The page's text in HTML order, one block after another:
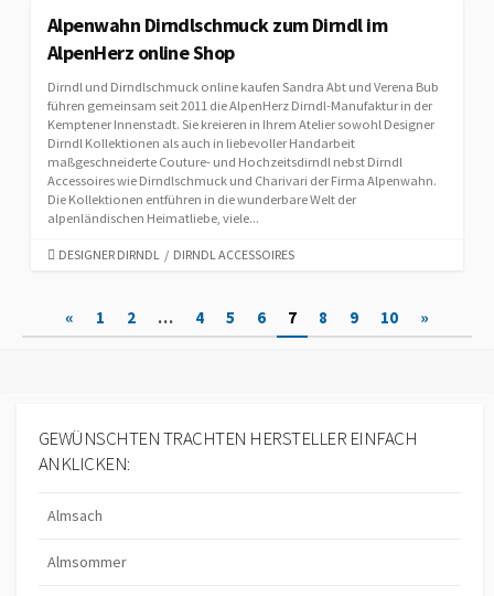
E
O
R
I
E
S
Alpenwahn Dirndlschmuck zum Dirndl im
AlpenHerz online Shop
Dirndl und Dirndlschmuck online kaufen Sandra Abt und Verena Bub
führen gemeinsam seit 2011 die AlpenHerz Dirndl-Manufaktur in der
Kemptener Innenstadt. Sie kreieren in Ihrem Atelier sowohl Designer
Dirndl Kollektionen als auch in liebevoller Handarbeit
maßgeschneiderte Couture- und Hochzeitsdirndl nebst Dirndl
Accessoires wie Dirndlschmuck und Charivari der Firma Alpenwahn.
Die Kollektionen entführen in die wunderbare Welt der
alpenländischen Heimatliebe, viele...
C
G
S
DESIGNER DIRNDL / DIRNDL ACCESSOIRES
« 1 2 … 4 5 6 7 8 9 10 »
GEWÜNSCHTEN TRACHTEN HERSTELLER EINFACH
ANKLICKEN:
Almsach
Almsommer